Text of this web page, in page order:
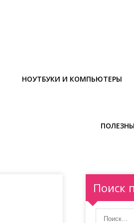
НОУТБУКИ И КОМПЬЮТЕРЫ
Поиск